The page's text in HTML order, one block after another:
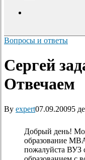
Вопросы и ответы
Сергей
Отвечаем
By expert07.09.20095
Добрый день!
образование
пожалуйста ВУЗ